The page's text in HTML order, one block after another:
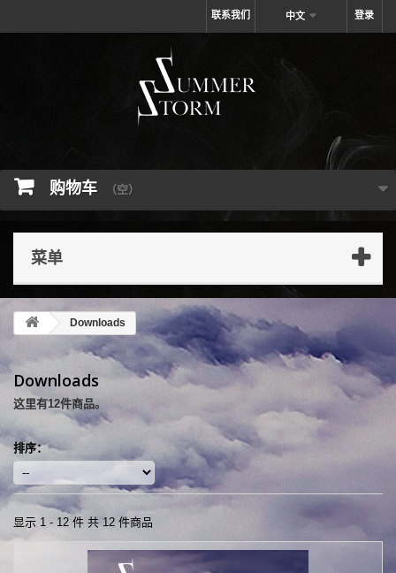
登录
中文
联系我们
购物车 （空）
菜单
Downloads
Downloads
这里有12件商品。
排序：
显示 1 - 12 件 共 12 件商品